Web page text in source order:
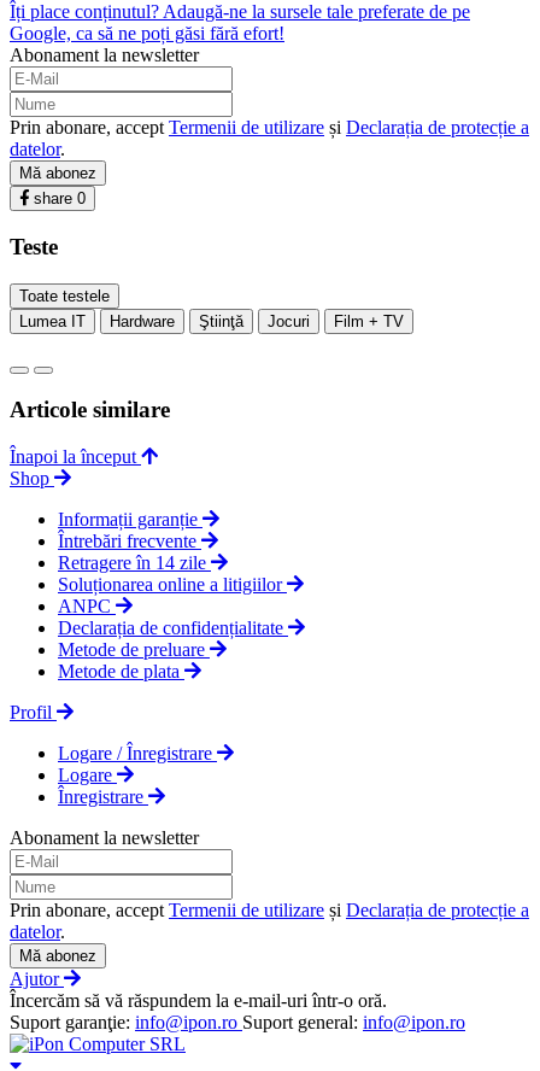
Îți place conținutul? Adaugă-ne la sursele tale preferate de pe
Google, ca să ne poți găsi fără efort!
Abonament la newsletter
Prin abonare, accept Termenii de utilizare și Declarația de protecție a
datelor.
Mă abonez
share 0
Teste
Toate testele
Lumea IT
Hardware Ştiinţă Jocuri Film + TV
Articole similare
Înapoi la început
Shop
Informații garanție
Întrebări frecvente
Retragere în 14 zile
Soluționarea online a litigiilor
ANPC
Declarația de confidențialitate
Metode de preluare
Metode de plata
Profil
Logare / Înregistrare
Logare
Înregistrare
Abonament la newsletter
Prin abonare, accept Termenii de utilizare și Declarația de protecție a
datelor.
Mă abonez
Ajutor
Încercăm să vă răspundem la e-mail-uri într-o oră.
Suport garanţie: info@ipon.ro Suport general: info@ipon.ro